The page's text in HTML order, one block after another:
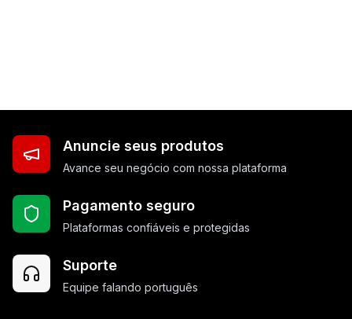
Anuncie seus produtos
Avance seu negócio com nossa plataforma
Pagamento seguro
Plataformas confiáveis e protegidas
Suporte
Equipe falando português